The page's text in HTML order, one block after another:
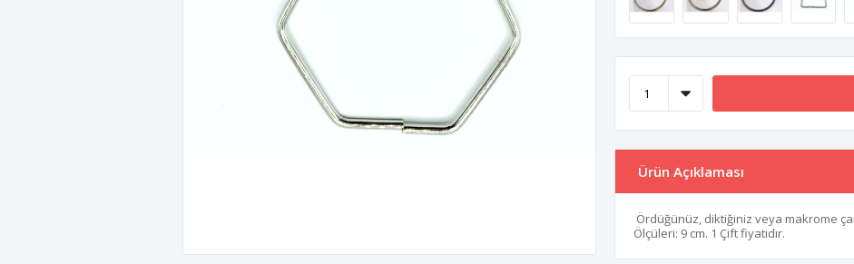
Ürün Açıklaması
Ördüğünüz, diktiğiniz veya makrome
Ölçüleri: 9 cm. 1 Çift fiyatıdır.